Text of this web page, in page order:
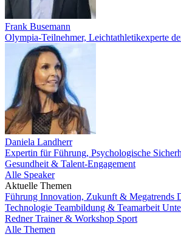
Frank Busemann
Olympia-Teilnehmer, Leichtathletikexperte
Daniela Landherr
Expertin für Führung, Psychologische
Gesundheit & Talent-Engagement
Alle Speaker
Aktuelle Themen
Führung Innovation, Zukunft & Megatrends
Technologie Teambildung & Teamarbeit
RednerTrainer & Workshop Sport
Alle Themen